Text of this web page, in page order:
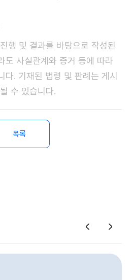
행 및 결과를 바탕으로 작성된
도 사실관계와 증거 등에 따라
다. 기재된 법령 및 판례는 게시
수 있습니다.
목록